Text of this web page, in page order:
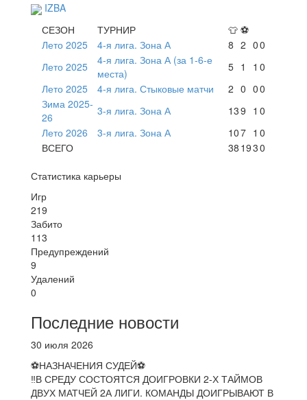
IZBA
СЕЗОН
ТУРНИР 👕 ⚽
Лето 2025
4-я лига. Зона А 8 2 00
Лето 2025
4-я лига. Зона А (за 1-6-е
места)
5 1 1 0
Лето 2025
4-я лига. Стыковые матчи 2 0 00
Зима 2025-
26
3-я лига. Зона А 139 1 0
Лето 2026
3-я лига. Зона А 107 1 0
ВСЕГО
38 1930
Статистика карьеры
Игр
219
Забито
113
Предупреждений
9
Удалений
0
Последние новости
30 июля 2026
⚽НАЗНАЧЕНИЯ СУДЕЙ⚽
‼В СРЕДУ СОСТОЯТСЯ ДОИГРОВКИ 2-Х ТАЙМОВ
ДВУХ МАТЧЕЙ 2А ЛИГИ. КОМАНДЫ ДОИГРЫВАЮТ В